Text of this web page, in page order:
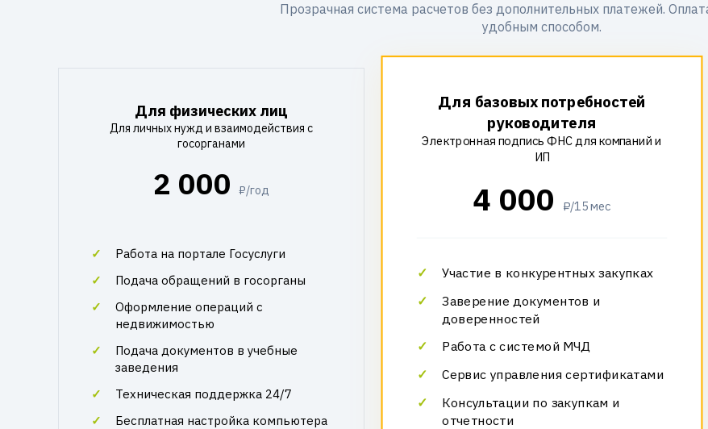
Прозрачная система расчетов без дополнительных платежей.
удобным способом.
Для физических лиц
Для личных нужд и взаимодействия с
госорганами
2 000 ₽/год
Работа на портале Госуслуги
Подача обращений в госорганы
Оформление операций с
недвижимостью
Подача документов в учебные
заведения
Техническая поддержка 24/7
Бесплатная настройка компьютера
Для базовых потребностей
руководителя
Электронная подпись ФНС для компаний и
ИП
4 000 ₽/15 мес
Участие в конкурентных закупках
Заверение документов и
доверенностей
Работа с системой МЧД
Сервис управления сертификатами
Консультации по закупкам и
отчетности